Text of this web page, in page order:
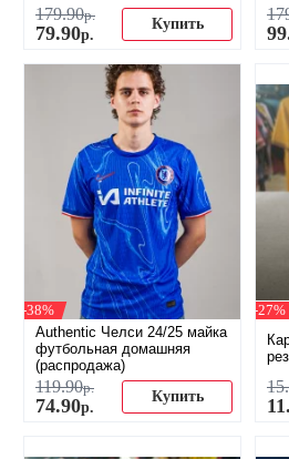
179.90р.
79.90р.
Купить 99
-38%
Authentic Челси 24/25 майка
футбольная домашняя
(распродажа)
119.90р.
74.90р.
Купить
-27%
15.
11.